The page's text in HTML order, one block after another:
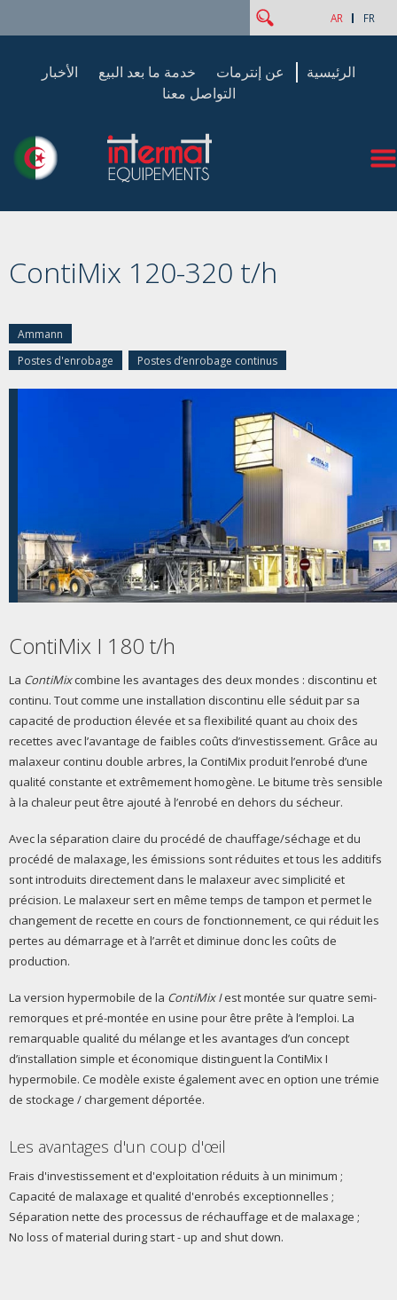
استمارة البحث
‏بحث ‏ FR
AR
الرئيسية عن إنترمات خدمة ما بعد البيع
الأخبار
التواصل معنا
ContiMix 120-320 t/h
Ammann
Postes d'enrobage
Postes d’enrobage continus
ContiMix I 180 t/h
La ContiMixcombine les avantages des deux mondes : discontinu et
continu. Tout comme une installation discontinu elle séduit par sa
capacité de production élevée et sa flexibilité quant au choix des
recettes avec l’avantage de faibles coûts d’investissement. Grâce au
malaxeur continu double arbres, la ContiMix produit l’enrobé d’une
qualité constante et extrêmement homogène. Le bitume très sensible
à la chaleur peut être ajouté à l’enrobé en dehors du sécheur.
Avec la séparation claire du procédé de chauffage/séchage et du
procédé de malaxage, les émissions sont réduites et tous les additifs
sont introduits directement dans le malaxeur avec simplicité et
précision. Le malaxeur sert en même temps de tampon et permet le
changement de recette en cours de fonctionnement, ce qui réduit les
pertes au démarrage et à l’arrêt et diminue donc les coûts de
production.
La version hypermobile de la ContiMix Iest montée sur quatre semi-
remorques et pré-montée en usine pour être prête à l’emploi. La
remarquable qualité du mélange et les avantages d’un concept
d’installation simple et économique distinguent la ContiMix I
hypermobile. Ce modèle existe également avec en option une trémie
de stockage / chargement déportée.
Les avantages d'un coup d'œil
Frais d'investissement et d'exploitation réduits à un minimum ;
Capacité de malaxage et qualité d'enrobés exceptionnelles ;
Séparation nette des processus de réchauffage et de malaxage ;
No loss of material during start - up and shut down.